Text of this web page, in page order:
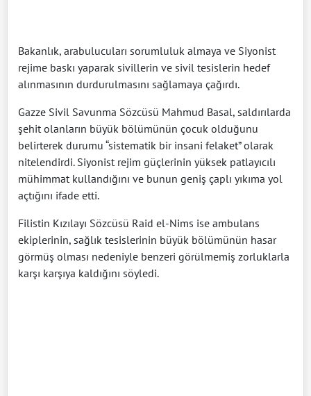
Bakanlık, arabulucuları sorumluluk almaya ve Siyonist
rejime baskı yaparak sivillerin ve sivil tesislerin hedef
alınmasının durdurulmasını sağlamaya çağırdı.
Gazze Sivil Savunma Sözcüsü Mahmud Basal, saldırılarda
şehit olanların büyük bölümünün çocuk olduğunu
belirterek durumu “sistematik bir insani felaket” olarak
nitelendirdi. Siyonist rejim güçlerinin yüksek patlayıcılı
mühimmat kullandığını ve bunun geniş çaplı yıkıma yol
açtığını ifade etti.
Filistin Kızılayı Sözcüsü Raid el-Nims ise ambulans
ekiplerinin, sağlık tesislerinin büyük bölümünün hasar
görmüş olması nedeniyle benzeri görülmemiş zorluklarla
karşı karşıya kaldığını söyledi.